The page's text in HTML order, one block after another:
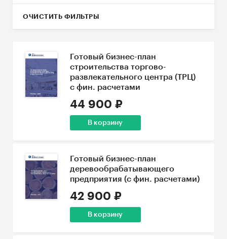
ОЧИСТИТЬ ФИЛЬТРЫ
Готовый бизнес-план
строительства торгово-
развлекательного центра (ТРЦ)
с фин. расчетами
44 900 ₽
В корзину
Готовый бизнес-план
деревообрабатывающего
предприятия (с фин. расчетами)
42 900 ₽
В корзину